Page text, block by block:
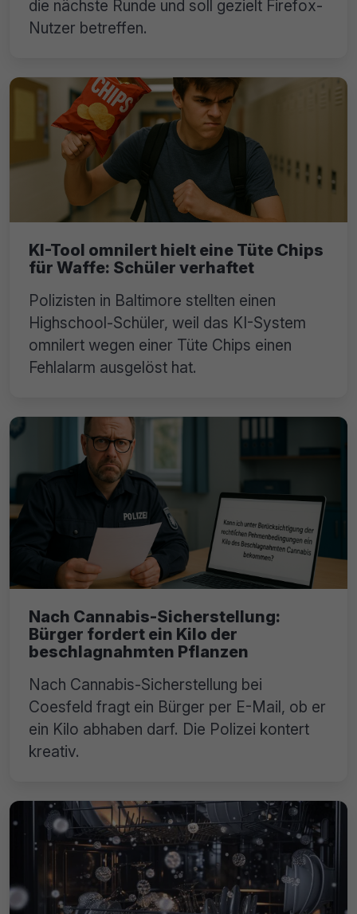
die nächste Runde und soll gezielt Firefox-
Nutzer betreffen.
KI-Tool omnilert hielt eine Tüte Chips
für Waffe: Schüler verhaftet
Polizisten in Baltimore stellten einen
Highschool-Schüler, weil das KI-System
omnilert wegen einer Tüte Chips einen
Fehlalarm ausgelöst hat.
Nach Cannabis-Sicherstellung:
Bürger fordert ein Kilo der
beschlagnahmten Pflanzen
Nach Cannabis-Sicherstellung bei
Coesfeld fragt ein Bürger per E-Mail, ob er
ein Kilo abhaben darf. Die Polizei kontert
kreativ.